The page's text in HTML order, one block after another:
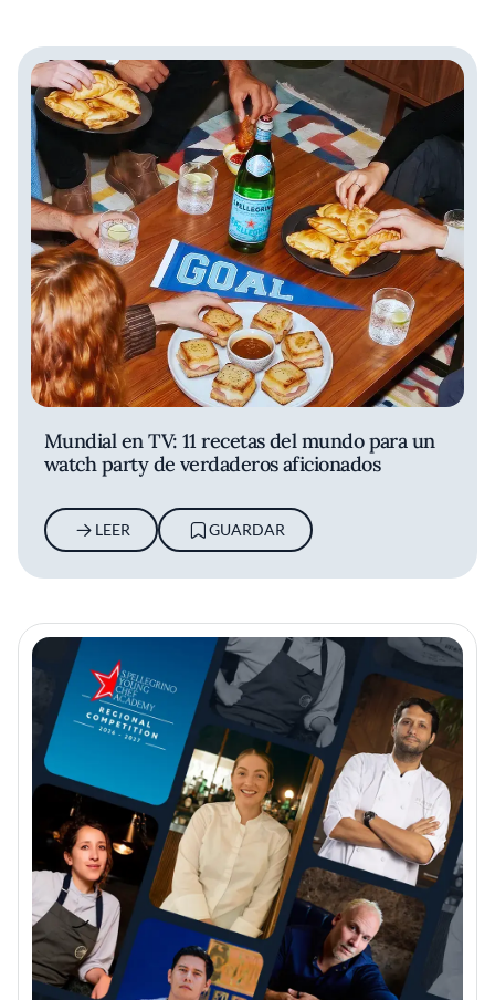
Mundial en TV: 11 recetas del mundo para un
watch party de verdaderos aficionados
LEER GUARDAR